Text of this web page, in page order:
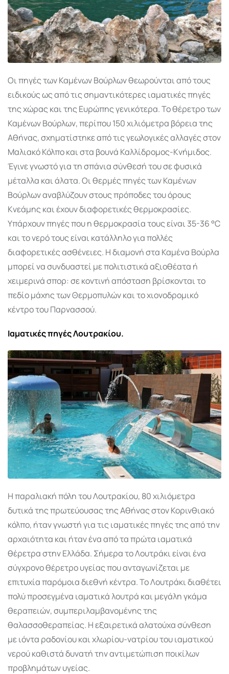
Οι πηγές των Καμένων Βούρλων θεωρούνται από τους
ειδικούς ως από τις σημαντικότερες ιαματικές πηγές
της χώρας και της Ευρώπης γενικότερα. Το θέρετρο των
Καμένων Βούρλων, περίπου 150 χιλιόμετρα βόρεια της
Αθήνας, σχηματίστηκε από τις γεωλογικές αλλαγές στον
Μαλιακό Κόλπο και στα βουνά Καλλίδρομος-Κνήμιδος.
Έγινε γνωστό για τη σπάνια σύνθεσή του σε φυσικά
μέταλλα και άλατα. Οι θερμές πηγές των Καμένων
Βούρλων αναβλύζουν στους πρόποδες του όρους
Κνεάμης και έχουν διαφορετικές θερμοκρασίες.
Υπάρχουν πηγές που η θερμοκρασία τους είναι 35-36 °C
και το νερό τους είναι κατάλληλο για πολλές
διαφορετικές ασθένειες. Η διαμονή στα Καμένα Βούρλα
μπορεί να συνδυαστεί με πολιτιστικά αξιοθέατα ή
χειμερινά σπορ: σε κοντινή απόσταση βρίσκονται το
πεδίο μάχης των Θερμοπυλών και το χιονοδρομικό
κέντρο του Παρνασσού.
Ιαματικές πηγές Λουτρακίου.
Η παραλιακή πόλη του Λουτρακίου, 80 χιλιόμετρα
δυτικά της πρωτεύουσας της Αθήνας στον Κορινθιακό
κόλπο, ήταν γνωστή για τις ιαματικές πηγές της από την
αρχαιότητα και ήταν ένα από τα πρώτα ιαματικά
θέρετρα στην Ελλάδα. Σήμερα το Λουτράκι είναι ένα
σύγχρονο θέρετρο υγείας που ανταγωνίζεται με
επιτυχία παρόμοια διεθνή κέντρα. Το Λουτράκι διαθέτει
πολύ προσεγμένα ιαματικά λουτρά και μεγάλη γκάμα
θεραπειών, συμπεριλαμβανομένης της
θαλασσοθεραπείας. Η εξαιρετικά αλατούχα σύνθεση
με ιόντα ραδονίου και χλωρίου-νατρίου του ιαματικού
νερού καθιστά δυνατή την αντιμετώπιση ποικίλων
προβλημάτων υγείας.